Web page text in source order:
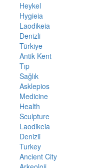
Heykel
Hygieia
Laodikeia
Denizli
Türkiye
Antik Kent
Tıp
Sağlık
Asklepios
Medicine
Health
Sculpture
Laodikeia
Denizli
Turkey
Ancient City